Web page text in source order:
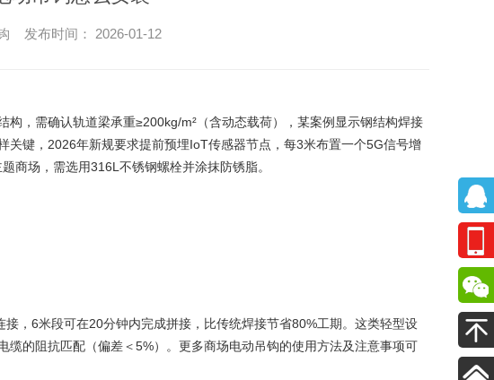
发布时间： 2026-01-12
构，需确认轨道梁承重≥200kg/m²（含动态载荷），某案例显示钢结构焊接
键，2026年新规要求提前预埋IoT传感器节点，每3米布置一个5G信号增
商场，需选用316L不锈钢螺栓并涂抹防锈脂。
，6米段可在20分钟内完成拼接，比传统焊接节省80%工期。这类轻型设
的阻抗匹配（偏差＜5%）。更多商场电动吊钩的使用方法及注意事项可